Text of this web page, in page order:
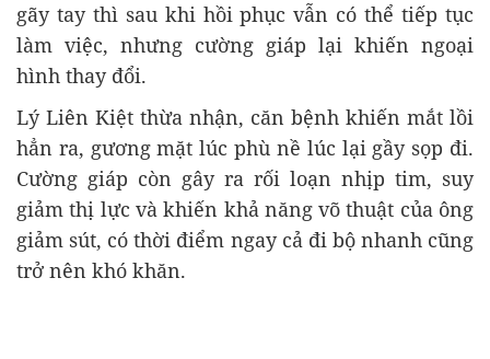
gãy tay thì sau khi hồi phục vẫn có thể tiếp tục
làm việc, nhưng cường giáp lại khiến ngoại
hình thay đổi.
Lý Liên Kiệt thừa nhận, căn bệnh khiến mắt lồi
hẳn ra, gương mặt lúc phù nề lúc lại gầy sọp đi.
Cường giáp còn gây ra rối loạn nhịp tim, suy
giảm thị lực và khiến khả năng võ thuật của ông
giảm sút, có thời điểm ngay cả đi bộ nhanh cũng
trở nên khó khăn.